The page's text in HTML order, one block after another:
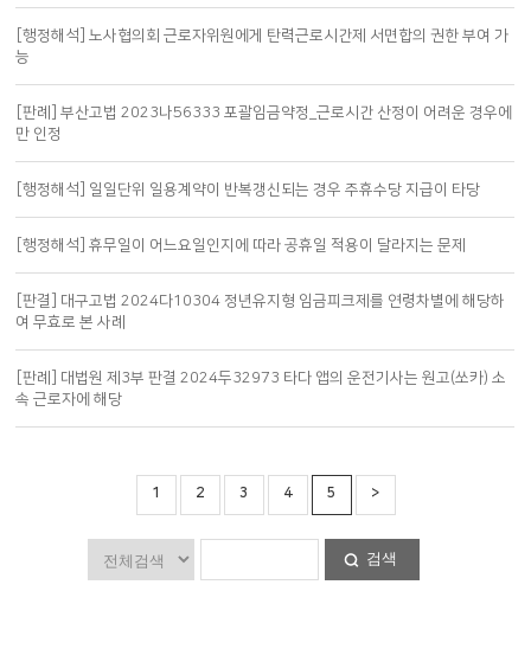
[행정해석] 노사협의회 근로자위원에게 탄력근로시간제 서면합의 권한 부여 가
능
[판례] 부산고법 2023나56333 포괄임금약정_근로시간 산정이 어려운 경우에
만 인정
[행정해석] 일일단위 일용계약이 반복갱신되는 경우 주휴수당 지급이 타당
[행정해석] 휴무일이 어느요일인지에 따라 공휴일 적용이 달라지는 문제
[판결] 대구고법 2024다10304 정년유지형 임금피크제를 연령차별에 해당하
여 무효로 본 사례
[판례] 대법원 제3부 판결 2024두32973 타다 앱의 운전기사는 원고(쏘카) 소
속 근로자에 해당
1 2 3 4 5 >
검색